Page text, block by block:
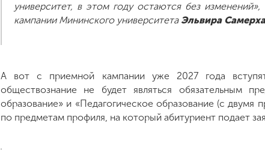
университет, в этом году остаются без
кампании Мининского университета Эльвира
А вот с приемной кампании уже 2027 года
обществознание не будет являться обязательным
образование» и «Педагогическое образование (с
по предметам профиля, на который абитуриент подает